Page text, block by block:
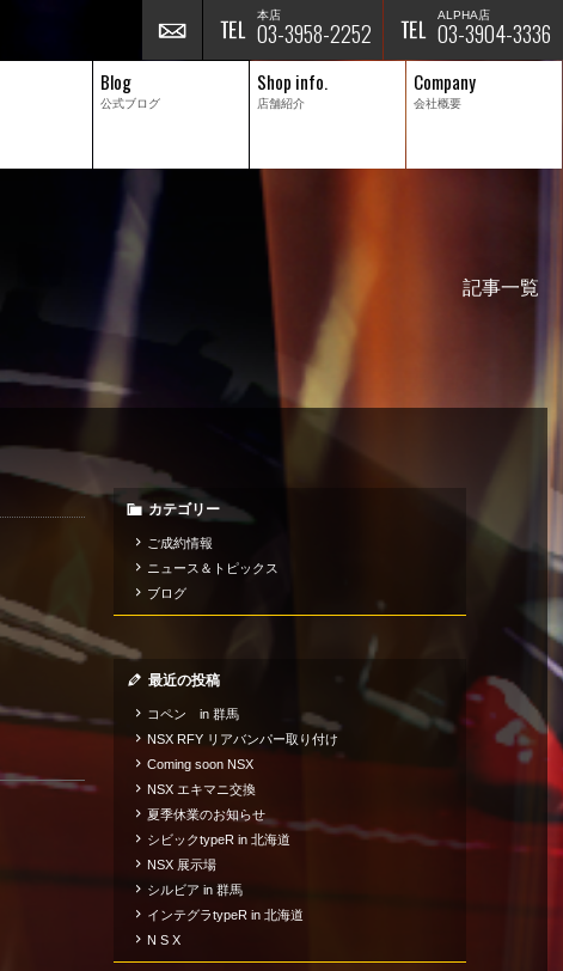
ALPHA店
03-3904-3336
本店
03-3958-2252
Blog
公式ブログ
Shop info.
店舗紹介
Company
会社概要
記事一覧
カテゴリー
ご成約情報
ニュース＆トピックス
ブログ
最近の投稿
コペン in 群馬
NSX RFY リアバンパー取り付け
Coming soon NSX
NSX エキマニ交換
夏季休業のお知らせ
シビックtypeR in 北海道
NSX 展示場
シルビア in 群馬
インテグラtypeR in 北海道
N S X